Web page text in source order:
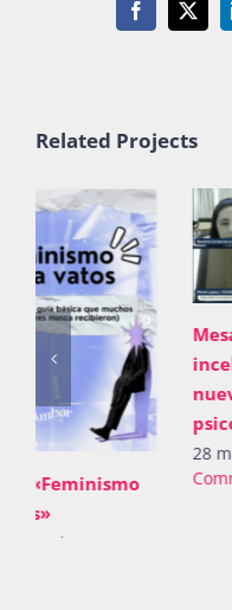
Facebook
X
Related Projects
Mesa: «Fenómeno
incel: la UNAM ante
nuevos retos en salud
psicosocial»
28 mayo, 2026
Comments